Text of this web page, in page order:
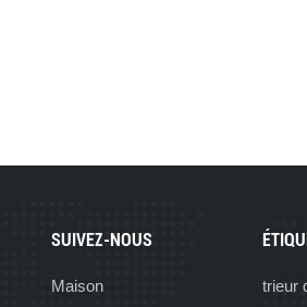
SUIVEZ-NOUS
Maison trieur